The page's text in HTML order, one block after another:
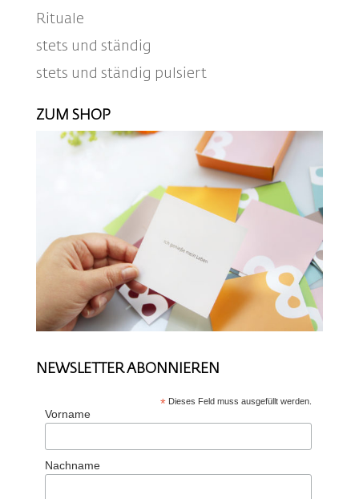
Rituale
stets und ständig
stets und ständig pulsiert
ZUM SHOP
NEWSLETTER ABONNIEREN
* Dieses Feld muss ausgefüllt werden.
Vorname
Nachname